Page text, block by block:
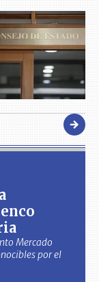
Mercado
por el